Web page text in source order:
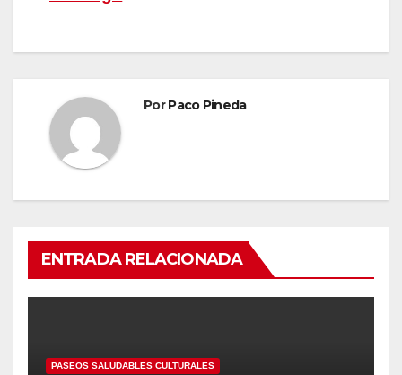
PorPaco Pineda
ENTRADA RELACIONADA
PASEOS SALUDABLES CULTURALES